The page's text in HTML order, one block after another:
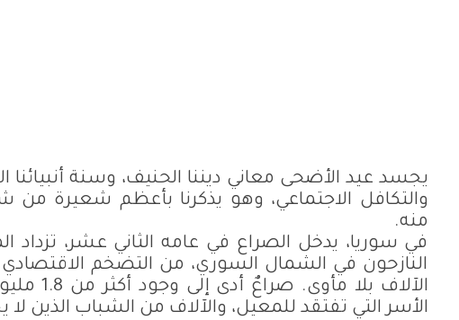
يجسد عيد الأضحى معاني ديننا الحنيف، وسنة أنبيائنا
والتكافل الاجتماعي، وهو يذكرنا بأعظم شعيرة من
منه.
في سوريا، يدخل الصراع في عامه الثاني عشر، تزداد
النازحون في الشمال السوري، من التضخم الاقتصادي
الآلاف
الأسر التي تفتقد للمعيل، والآلاف من الشباب الذين